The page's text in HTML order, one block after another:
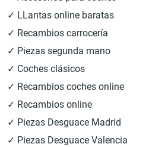
✓ LLantas online baratas
✓ Recambios carrocería
✓ Piezas segunda mano
✓ Coches clásicos
✓ Recambios coches online
✓ Recambios online
✓ Piezas Desguace Madrid
✓ Piezas Desguace Valencia